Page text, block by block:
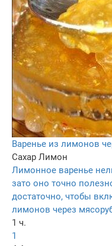
Варенье из лимонов
Сахар Лимон
Лимонное варенье
зато оно точно
достаточно, чтобы
лимонов через
1 ч.
1